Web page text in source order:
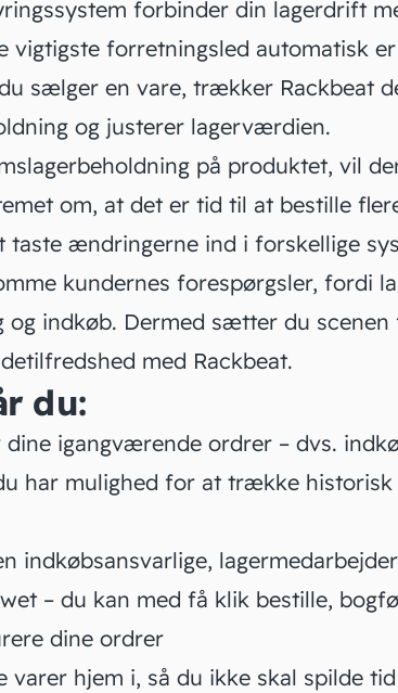
forbinder din lagerdrift
vigtigste forretningsled automatisk
sælger en vare, trækker Rackbeat
og justerer lagerværdien.
på produktet, vil
om, at det er tid til at bestille
taste ændringerne ind i forskellige
kundernes forespørgsler, fordi
og indkøb. Dermed sætter du
med Rackbeat.
du:
igangværende ordrer – dvs.
har mulighed for at trække historisk
indkøbsansvarlige,
– du kan med få klik bestille,
dine ordrer
varer hjem i, så du ikke skal spilde